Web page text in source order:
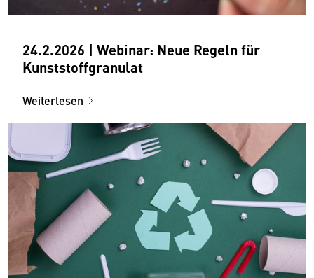
24.2.2026 | Webinar: Neue Regeln für
Kunststoffgranulat
Weiterlesen